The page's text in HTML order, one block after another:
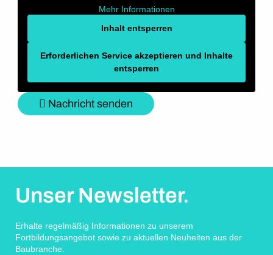
Mehr Informationen
Inhalt entsperren
Erforderlichen Service akzeptieren und Inhalte
entsperren
Nachricht senden
Unser Newsletter.
Erhalte regelmäßig Informationen zu unserem
Fortbildungsangebot sowie zu aktuellen Neuheiten aus der
Baubranche.